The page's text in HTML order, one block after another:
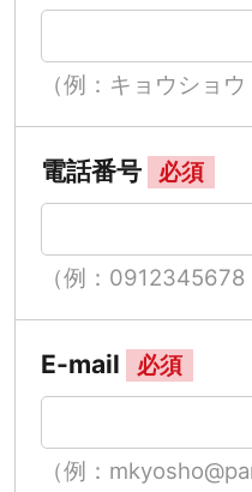
（例：キョウショ
電話番号 必須
（例：
E-mail 必須
（例：